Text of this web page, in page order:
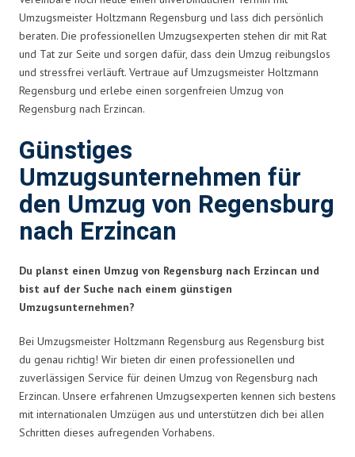
Umzugsmeister Holtzmann Regensburg und lass dich persönlich
beraten. Die professionellen Umzugsexperten stehen dir mit Rat
und Tat zur Seite und sorgen dafür, dass dein Umzug reibungslos
und stressfrei verläuft. Vertraue auf Umzugsmeister Holtzmann
Regensburg und erlebe einen sorgenfreien Umzug von
Regensburg nach Erzincan.
Günstiges
Umzugsunternehmen für
den Umzug von Regensburg
nach Erzincan
Du planst einen Umzug von Regensburg nach Erzincan und
bist auf der Suche nach einem günstigen
Umzugsunternehmen?
Bei Umzugsmeister Holtzmann Regensburg aus Regensburg bist
du genau richtig! Wir bieten dir einen professionellen und
zuverlässigen Service für deinen Umzug von Regensburg nach
Erzincan. Unsere erfahrenen Umzugsexperten kennen sich bestens
mit internationalen Umzügen aus und unterstützen dich bei allen
Schritten dieses aufregenden Vorhabens.